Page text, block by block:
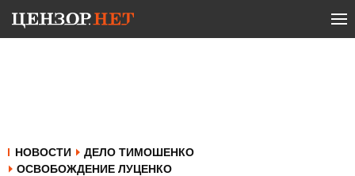
НОВОСТИ
ДЕЛО ТИМОШЕНКО
ОСВОБОЖДЕНИЕ ЛУЦЕНКО